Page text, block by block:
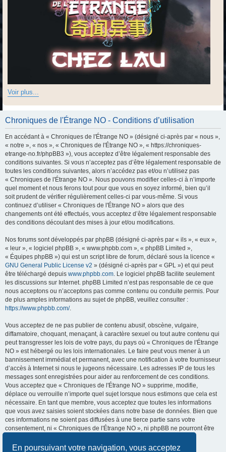
En poursuivant votre navigation, vous acceptez
Voir plus...
Chroniques de l'Étrange NO - Conditions d’utilisation
En accédant à « Chroniques de l'Étrange NO » (désigné ci-après par « nous »,
« notre », « nos », « Chroniques de l'Étrange NO », « https://chroniques-
etrange-no.fr/phpBB3 »), vous acceptez d’être légalement responsable des
conditions suivantes. Si vous n’acceptez pas d’être légalement responsable de
toutes les conditions suivantes, alors n’accédez pas et/ou n’utilisez pas
« Chroniques de l'Étrange NO ». Nous pouvons modifier celles-ci à n’importe
quel moment et nous ferons tout pour que vous en soyez informé, bien qu’il
soit prudent de vérifier régulièrement celles-ci par vous-même. Si vous
continuez d’utiliser « Chroniques de l'Étrange NO » alors que des
changements ont été effectués, vous acceptez d’être légalement responsable
des conditions découlant des mises à jour et/ou modifications.
Nos forums sont développés par phpBB (désigné ci-après par « ils », « eux »,
« leur », « logiciel phpBB », « www.phpbb.com », « phpBB Limited »,
« Équipes phpBB ») qui est un script libre de forum, déclaré sous la licence «
GNU General Public License v2 » (désigné ci-après par « GPL ») et qui peut
être téléchargé depuis www.phpbb.com . Le logiciel phpBB facilite seulement
les discussions sur Internet. phpBB Limited n’est pas responsable de ce que
nous acceptons ou n’acceptons pas comme contenu ou conduite permis. Pour
de plus amples informations au sujet de phpBB, veuillez consulter :
https://www.phpbb.com/.
Vous acceptez de ne pas publier de contenu abusif, obscène, vulgaire,
diffamatoire, choquant, menaçant, à caractère sexuel ou tout autre contenu qui
peut transgresser les lois de votre pays, du pays où « Chroniques de l'Étrange
NO » est hébergé ou les lois internationales. Le faire peut vous mener à un
bannissement immédiat et permanent, avec une notification à votre fournisseur
d’accès à Internet si nous le jugeons nécessaire. Les adresses IP de tous les
messages sont enregistrées pour aider au renforcement de ces conditions.
Vous acceptez que « Chroniques de l'Étrange NO » supprime, modifie,
déplace ou verrouille n’importe quel sujet lorsque nous estimons que cela est
nécessaire. En tant que membre, vous acceptez que toutes les informations
que vous avez saisies soient stockées dans notre base de données. Bien que
ces informations ne soient pas diffusées à une tierce partie sans votre
consentement, ni « Chroniques de l'Étrange NO », ni phpBB ne pourront être
compromettre les données.